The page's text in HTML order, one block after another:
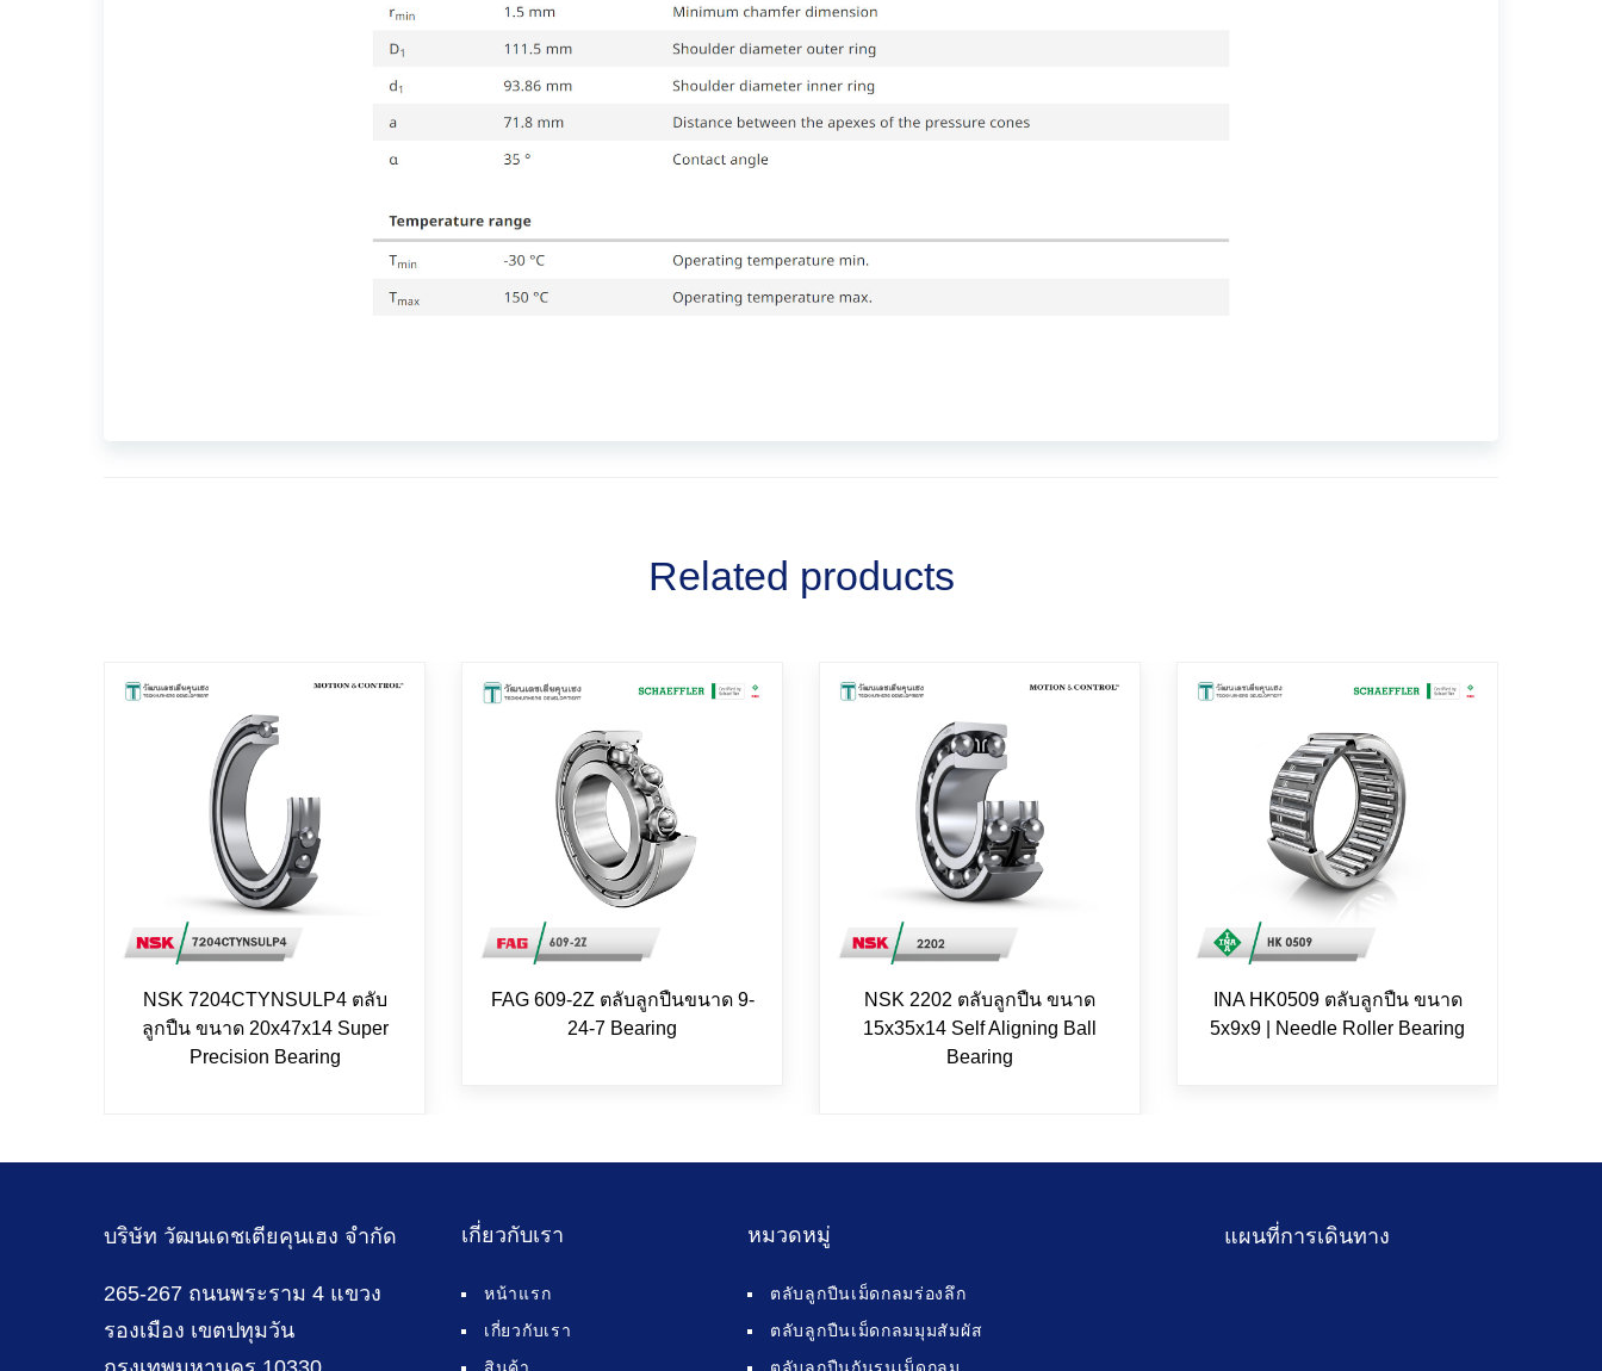
Related products
NSK 7204CTYNSULP4 ตลับ
ลูกปืน ขนาด 20x47x14 Super
Precision Bearing
FAG 609-2Z ตลับลูกปืนขนาด 9-
24-7 Bearing
NSK 2202 ตลับลูกปืน ขนาด
15x35x14 Self Aligning Ball
Bearing
INA HK0509 ตลับลูกปืน ขนาด
5x9x9 | Needle Roller Bearing
บริษัท วัฒนเดชเตียคุนเฮง จำกัด
265-267 ถนนพระราม 4 แขวง
รองเมือง เขตปทุมวัน
เกี่ยวกับเรา
หน้าแรก
เกี่ยวกับเรา
สินค้า
หมวดหมู่
ตลับลูกปืนเม็ดกลมร่องลึก
ตลับลูกปืนเม็ดกลมมุมสัมผัส
ตลับลูกปืนกันรุนเม็ดกลม
แผนที่การเดินทาง